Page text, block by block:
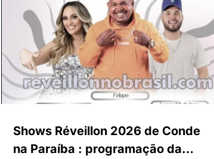
Shows Réveillon 2026 de Conde
na Paraíba : programação da